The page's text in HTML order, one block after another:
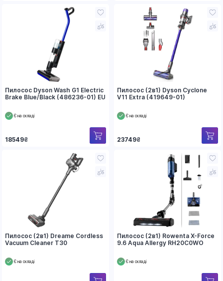
Пилосос Dyson Wash G1 Electric
Brake Blue/Black (486236-01) EU
Є на складі
18549₴
Пилосос (2в1) Dyson Cyclone
V11 Extra (419649-01)
Є на складі
23749₴
Пилосос (2в1) Dreame Cordless
Vacuum Cleaner T30
Є на складі
Пилосос (2в1) Rowenta X-Force
9.6 Aqua Allergy RH20C0WO
Є на складі